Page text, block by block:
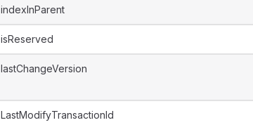
indexInParent
isReserved
lastChangeVersion
LastModifyTransactionId